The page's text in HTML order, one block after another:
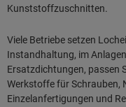
Kunststoffzuschnitten.
Viele Betriebe setzen
Instandhaltung, im
Ersatzdichtungen, passen
Werkstoffe für Schrauben,
Einzelanfertigungen und